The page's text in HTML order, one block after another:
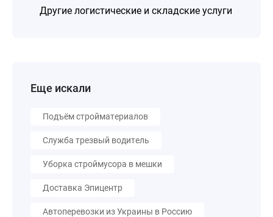
Другие логистические и складские услуги
Еще искали
Подъём стройматериалов
Служба трезвый водитель
Уборка строймусора в мешки
Доставка Эпицентр
Автоперевозки из Украины в Россию